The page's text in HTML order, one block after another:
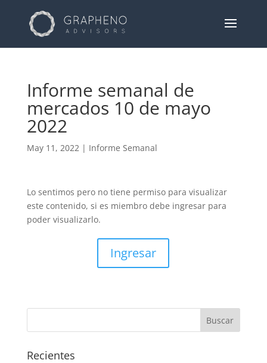
Informe semanal de
mercados 10 de mayo
2022
May 11, 2022| Informe Semanal
Lo sentimos pero no tiene permiso para visualizar
este contenido, si es miembro debe ingresar para
poder visualizarlo.
Ingresar
Recientes